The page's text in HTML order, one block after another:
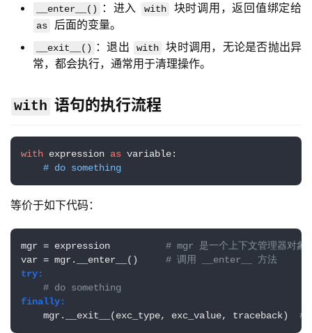
__enter__() ：进入 with 块时调用，返回值绑定给
as 后面的变量。
__exit__() ：退出 with
块时调用，无论是否抛出异
常，都会执行，通常用于清理操作。
with 语句的执行流程
with expression as variable:
# do something
等价于如下代码：
mgr = expression # mgr 是一个上下文管理器对象
var = mgr.__enter__() # 调用 __enter__ 方法
try:
# do something
finally:
    mgr.__exit__(exc_type, exc_value, traceback)
#